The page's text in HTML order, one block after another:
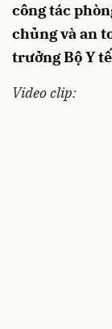
công tác
chủng và an
trưởng Bộ Y
Video clip: